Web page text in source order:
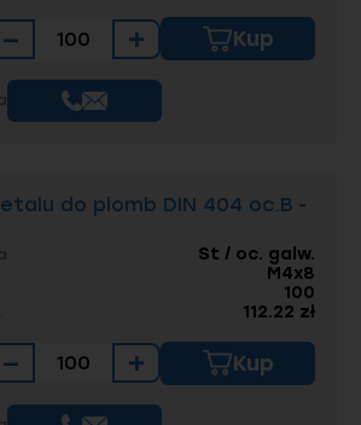
− + Kup
do plomb DIN 404 oc.B -
St / oc. galw.
M4x8
100
112.22 zł
− + Kup